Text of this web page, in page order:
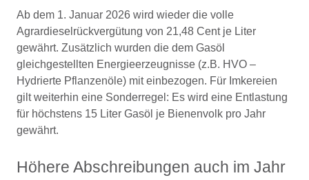
Ab dem 1. Januar 2026 wird wieder die volle
Agrardieselrückvergütung von 21,48 Cent je Liter
gewährt. Zusätzlich wurden die dem Gasöl
gleichgestellten Energieerzeugnisse (z.B. HVO –
Hydrierte Pflanzenöle) mit einbezogen. Für Imkereien
gilt weiterhin eine Sonderregel: Es wird eine Entlastung
für höchstens 15 Liter Gasöl je Bienenvolk pro Jahr
gewährt.
Höhere Abschreibungen auch im Jahr